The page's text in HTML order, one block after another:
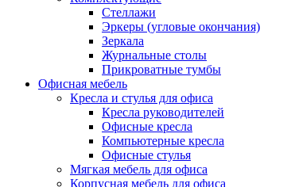
Стеллажи
Эркеры (угловые окончания)
Зеркала
Журнальные столы
Прикроватные тумбы
Офисная мебель
Кресла и стулья для офиса
Кресла руководителей
Офисные кресла
Компьютерные кресла
Офисные стулья
Мягкая мебель для офиса
Корпусная мебель для офиса